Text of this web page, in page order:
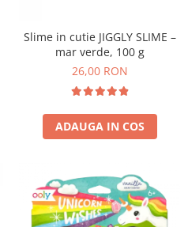
Slime in cutie JIGGLY SLIME –
mar verde, 100 g
26,00 RON
ADAUGA IN COS